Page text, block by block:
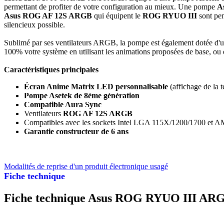
Fiche technique
permettant de profiter de votre configuration au mieux. Une pompe
Asus ROG AF 12S ARGB qui équipent le ROG RYUO III sont
silencieux possible.
Sublimé par ses ventilateurs ARGB, la pompe est également dotée
100% votre système en utilisant les animations proposées de base,
Caractéristiques principales
Écran Anime Matrix LED personnalisable (affichage de la
Pompe Asetek de 8ème génération
Compatible Aura Sync
Ventilateurs ROG AF 12S ARGB
Compatibles avec les sockets Intel LGA 115X/1200/1700 et
Garantie constructeur de 6 ans
Modalités de reprise d'un produit électronique usagé
Fiche technique Asus ROG RYUO III